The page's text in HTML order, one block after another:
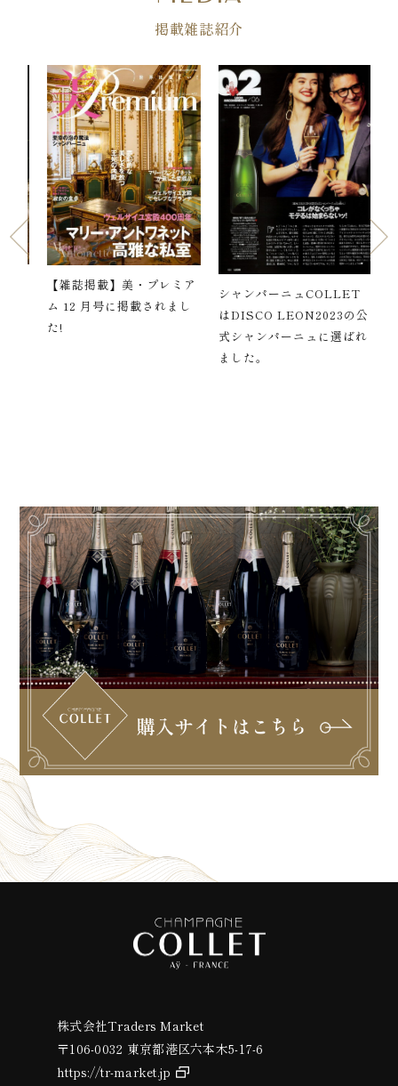
掲載雑誌紹介
【雑誌掲載】美・プレミア
ム 12 月号に掲載されまし
た!
シャンパーニュCOLLET
はDISCO LEON2023の公
式シャンパーニュに選ばれ
ました。
株式会社Traders Market
〒106-0032 東京都港区六本木5-17-6
https://tr-market.jp